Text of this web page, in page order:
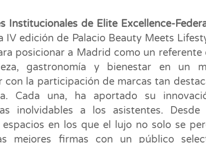
Institucionales de Elite Excellence-
IV edición de Palacio Beauty Meets
posicionar a Madrid como un referente
gastronomía y bienestar en un
la participación de marcas tan
Cada una, ha aportado su
inolvidables a los asistentes. Desde
en los que el lujo no solo se
mejores firmas con un público